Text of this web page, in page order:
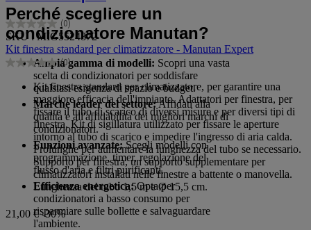
Perché scegliere un
condizionatore Manutan?
Ampia gamma di modelli: Scopri una vasta
scelta di condizionatori per soddisfare
qualsiasi esigenza di spazio e budget.
Marche leader del settore:Affidati alla
qualità e all'affidabilità dei migliori marchi di
condizionatori.
Funzioni avanzate:Scegli modelli con
programmazione, timer, regolazione del
flusso d'aria e filtri purificanti.
Efficienza energetica:Opta per
condizionatori a basso consumo per
risparmiare sulle bollette e salvaguardare
l'ambiente.
(0)
0.0
su
5
stelle.
SKU : MIG5524872
Kit finestra standard per climatizzatore - Manutan Expert
(0)
0.0
stelle.
Kit finestra standard per climatizzatore, per garantire una
maggiore efficacia dell'impianto. Adattatori per finestra, per
fissare il tubo di scarico di diversi misure e per diversi tipi di
finestra. Kit di sigillatura utilizzato per fissare le aperture
intorno al tubo di scarico e impedire l'ingresso di aria calda.
Prolunghe per aumentare la lunghezza del tubo se necessario.
Supporto per finestra, un supporto supplementare per
climatizzatori installati nelle finestre a battente o manovella.
Lunghezza del tubo 1,5 m e Ø 15,5 cm.
21,00 €-30%